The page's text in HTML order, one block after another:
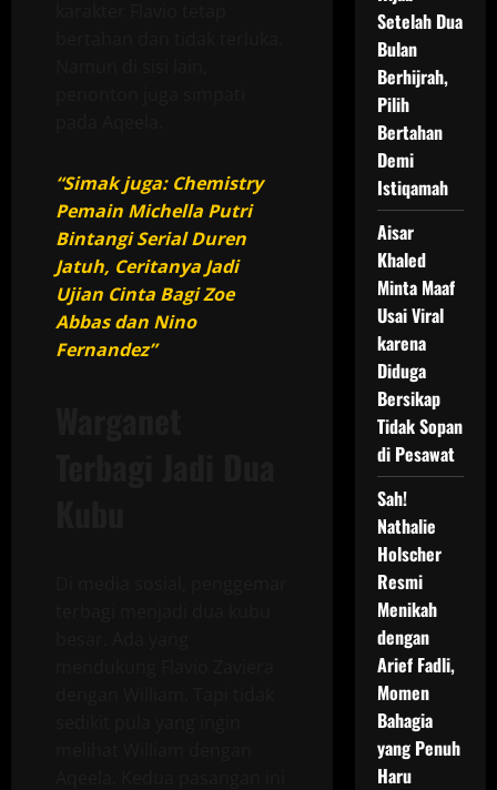
“Simak juga: Chemistry
Pemain Michella Putri
Bintangi Serial Duren
Jatuh, Ceritanya Jadi
Ujian Cinta Bagi Zoe
Abbas dan Nino
Fernandez”
Setelah Dua
Bulan
Berhijrah,
Pilih
Bertahan
Demi
Istiqamah
Aisar
Khaled
Minta Maaf
Usai Viral
karena
Diduga
Bersikap
Tidak Sopan
di Pesawat
Sah!
Nathalie
Holscher
Resmi
Menikah
dengan
Arief Fadli,
Momen
Bahagia
yang Penuh
Haru